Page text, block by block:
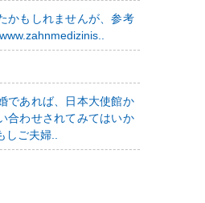
かもしれませんが、参考
であれば、日本大使館か
合わせされてみてはいか
ご夫婦..